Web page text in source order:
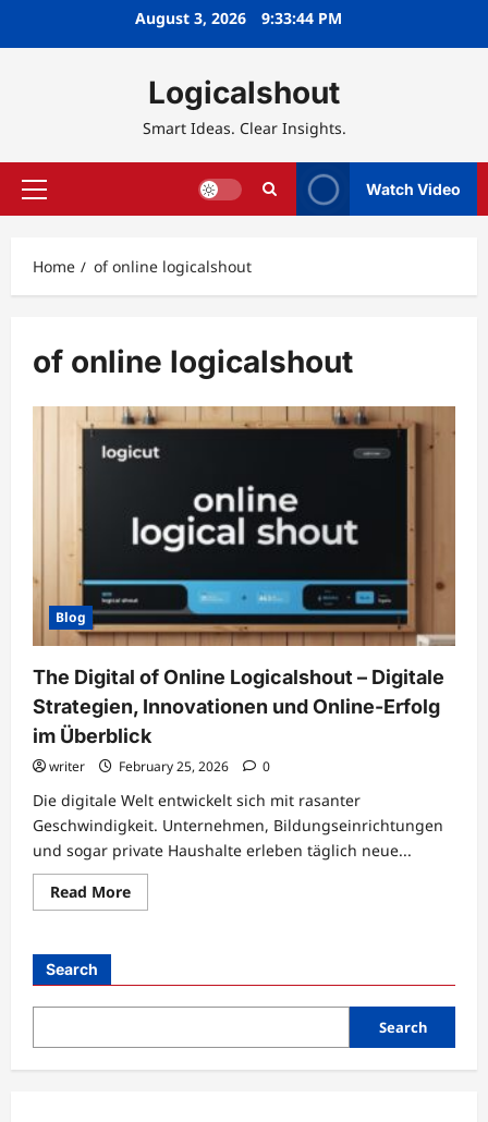
August 3, 2026 9:33:45 PM
Logicalshout
Smart Ideas. Clear Insights.
Primary
Watch Video
Home of online logicalshout
of online logicalshout
Blog
The Digital of Online Logicalshout – Digitale
Strategien, Innovationen und Online-Erfolg
im Überblick
writer February 25, 2026 0
Die digitale Welt entwickelt sich mit rasanter
Geschwindigkeit. Unternehmen, Bildungseinrichtungen
und sogar private Haushalte erleben täglich neue...
Read MoreRead
more
Online
–
Strategien,
und
Search
Search